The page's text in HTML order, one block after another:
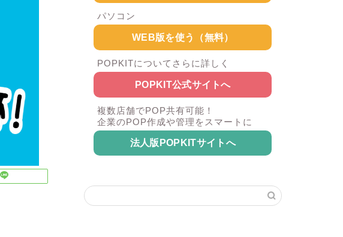
パソコン
WEB版を使う（無料）
POPKITについてさらに詳しく
POPKIT公式サイトへ
複数店舗でPOP共有可能！
企業のPOP作成や管理をスマートに
法人版POPKITサイトへ